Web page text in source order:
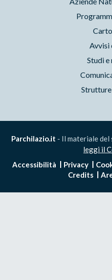
Avvisi
Studi e
Parchilazio.it - Il materiale
leggi il
Accessibilità
Privacy
Credits